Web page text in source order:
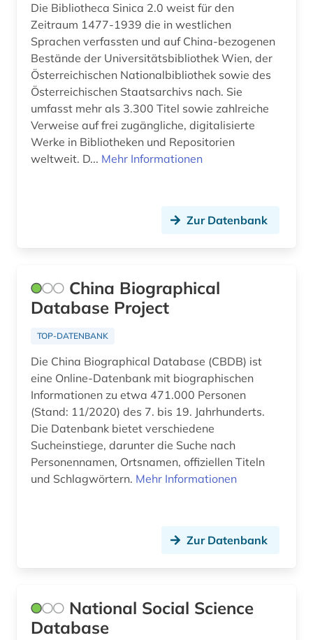
Die Bibliotheca Sinica 2.0 weist für den
Zeitraum 1477-1939 die in westlichen
Sprachen verfassten und auf China-bezogenen
Bestände der Universitätsbibliothek Wien, der
Österreichischen Nationalbibliothek sowie des
Österreichischen Staatsarchivs nach. Sie
umfasst mehr als 3.300 Titel sowie zahlreiche
Verweise auf frei zugängliche, digitalisierte
Werke in Bibliotheken und Repositorien
weltweit. D... Mehr Informationen
Zur Datenbank
China Biographical
Database Project
TOP-DATENBANK
Die China Biographical Database (CBDB) ist
eine Online-Datenbank mit biographischen
Informationen zu etwa 471.000 Personen
(Stand: 11/2020) des 7. bis 19. Jahrhunderts.
Die Datenbank bietet verschiedene
Sucheinstiege, darunter die Suche nach
Personennamen, Ortsnamen, offiziellen Titeln
und Schlagwörtern. Mehr Informationen
Zur Datenbank
National Social Science
Database